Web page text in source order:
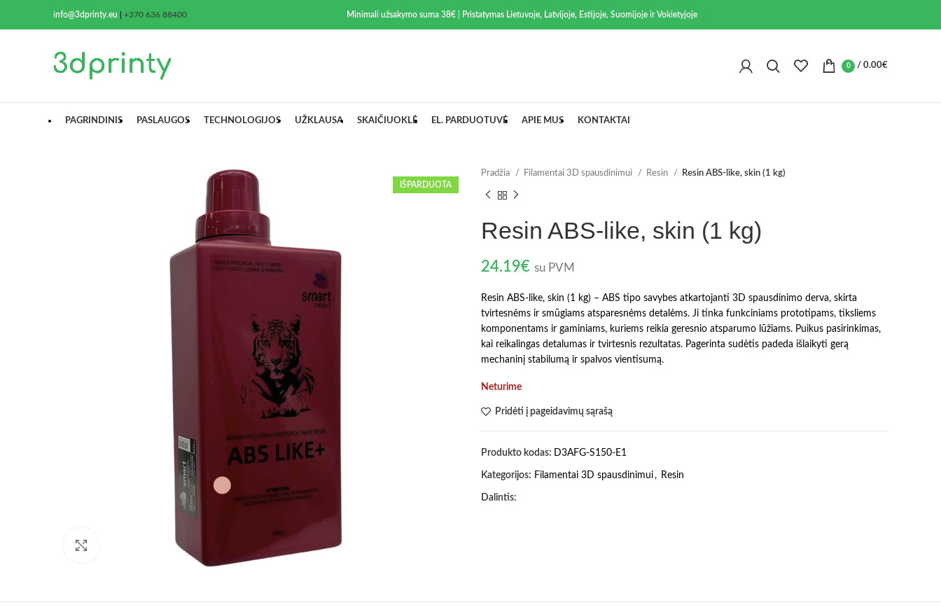
info@3dprinty.eu +370 636 88400 Minimali užsakymo suma 38€ | Pristatymas Lietuvoje, Latvijoje, Estijoje, Suomijoje ir Vokietyjoje
0 / 0.00€
PAGRINDINIS PASLAUGOS TECHNOLOGIJOS UŽKLAUSA SKAIČIUOKLĖ EL. PARDUOTUVĖ APIE MUS KONTAKTAI
IŠPARDUOTA
Spustelėkite norėdami padidinti
Pradžia Filamentai 3D spausdinimui Resin Resin ABS-like, skin (1 kg)
Resin ABS-like, skin (1 kg)
24.19€ su PVM
Resin ABS-like, skin (1 kg) – ABS tipo savybes atkartojanti 3D spausdinimo derva, skirta
tvirtesnėms ir smūgiams atsparesnėms detalėms. Ji tinka funkciniams prototipams, tiksliems
komponentams ir gaminiams, kuriems reikia geresnio atsparumo lūžiams. Puikus pasirinkimas,
kai reikalingas detalumas ir tvirtesnis rezultatas. Pagerinta sudėtis padeda išlaikyti gerą
mechaninį stabilumą ir spalvos vientisumą.
Neturime
Pridėti į pageidavimų sąrašą
Produkto kodas: D3AFG-S150-E1
Kategorijos: Filamentai 3D spausdinimui , Resin
Dalintis: